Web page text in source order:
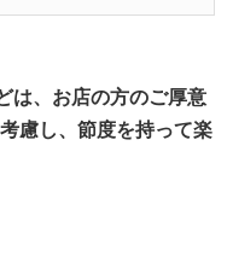
は、お店の方のご厚意
慮し、節度を持って楽